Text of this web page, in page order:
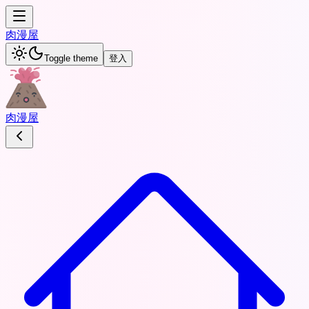
肉漫屋
Toggle theme 登入
肉漫屋